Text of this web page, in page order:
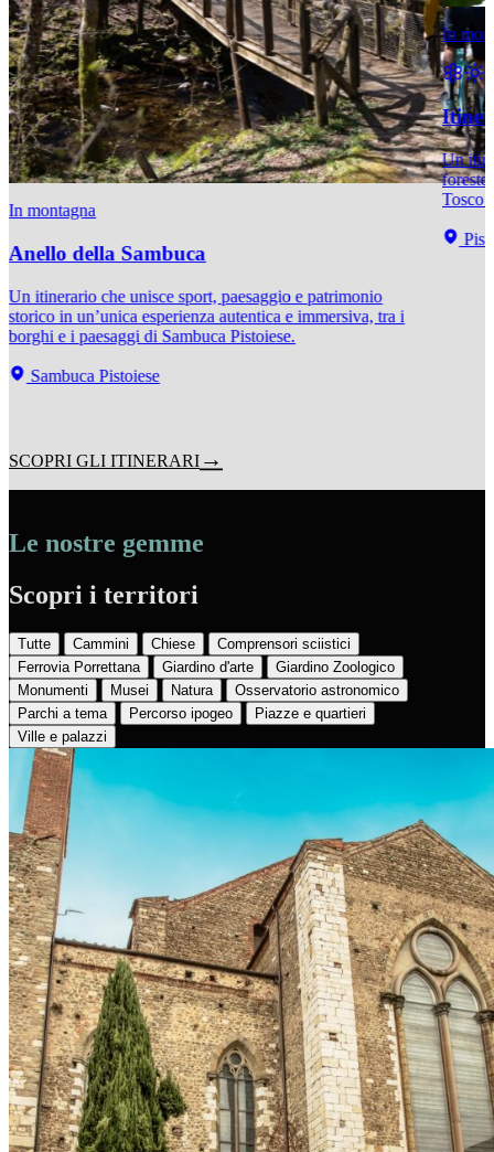
In montagna
Anello della Sambuca
Un itinerario che unisce sport, paesaggio e patrimonio
storico in un’unica esperienza autentica e immersiva, tra i
borghi e i paesaggi di Sambuca Pistoiese.
Sambuca Pistoiese
In
Un
foreste
Tosco
SCOPRI GLI ITINERARI
Le nostre gemme
Scopri i territori
Tutte Cammini Chiese
Comprensori sciistici
Ferrovia Porrettana
Giardino d'arte
Giardino Zoologico
Monumenti
Musei Natura
Osservatorio astronomico
Parchi a tema
Percorso ipogeo
Piazze e quartieri
Ville e palazzi